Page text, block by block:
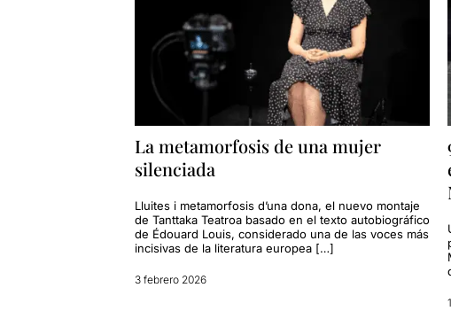
La metamorfosis de una mujer
silenciada
Lluites i metamorfosis d’una dona, el nuevo montaje
de Tanttaka Teatroa basado en el texto autobiográfico
de Édouard Louis, considerado una de las voces más
incisivas de la literatura europea […]
3 febrero 2026